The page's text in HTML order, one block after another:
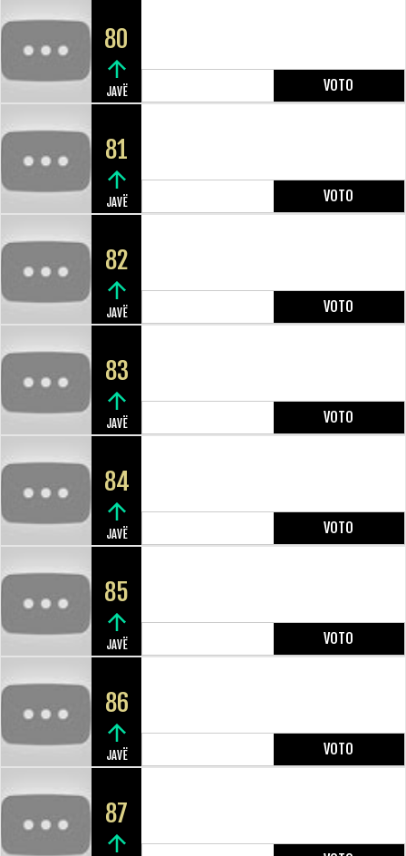
80
JAVË VOTO
81
JAVË VOTO
82
JAVË VOTO
83
JAVË VOTO
84
JAVË VOTO
85
JAVË VOTO
86
JAVË VOTO
87